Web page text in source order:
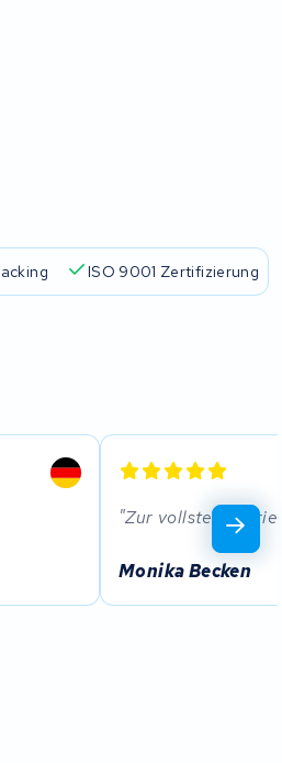
ISO 9001 Zertifizierung
Zur vollsten
Monika Becken